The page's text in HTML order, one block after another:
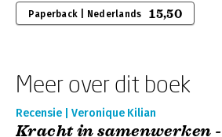
Paperback | Nederlands 15,50
Meer over dit boek
Recensie | Veronique Kilian
Kracht in samenwerken -